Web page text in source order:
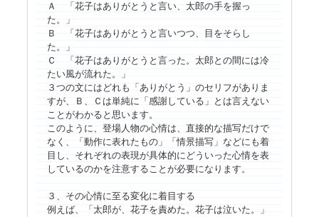
Ａ 「花子はありがとうと言い、太郎の手を握っ
た。」
Ｂ 「花子はありがとうと言いつつ、目をそらし
た。」
Ｃ 「花子はありがとうと言った。太郎との間には冷
たい風が流れた。」
３つの文にはどれも「ありがとう」のセリフがありま
すが、Ｂ、Ｃは単純に「感謝している」とは言えない
ことがわかると思います。
このように、登場人物の心情は、直接的な描写だけで
なく、「動作に表れたもの」「情景描写」などにも着
目し、それぞれの表現が具体的にどういった心情を表
しているのかを注意することが必要になります。
３、その心情に至る変化に着目する
例えば、「太郎が、花子を責めた。花子は泣いた。」